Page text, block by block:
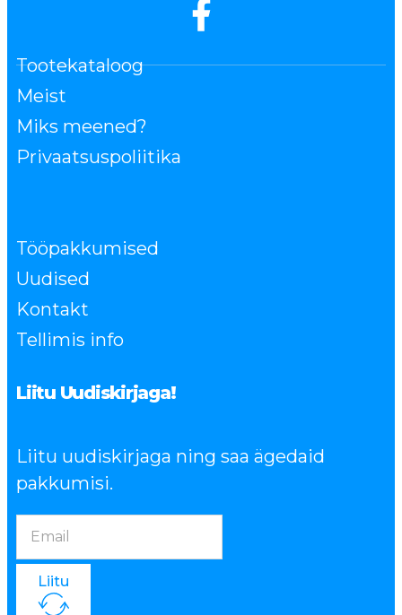
Tootekataloog
Meist
Miks meened?
Privaatsuspoliitika
Tööpakkumised
Uudised
Kontakt
Tellimis info
Liitu Uudiskirjaga!
Liitu uudiskirjaga ning saa ägedaid
pakkumisi.
Liitu